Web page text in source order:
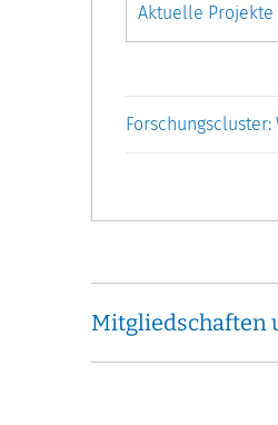
Mitgliedschaften